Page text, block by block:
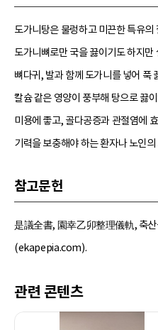
도가니탕은 물렁하고 미끈한 특유
도가니뼈로만 국을 끓이기도 하지
뼈다귀, 발과 함께 도가니를 넣어 푹
칼슘 같은 영양이 풍부해 탕으로 끓
미용에 좋고, 골다공증과 관절염에
기력을 보충해야 하는 환자나 노인
참고문헌
是議全書, 園幸乙卯整理儀軌, 축산
(ekapepia.com).
관련 콘텐츠